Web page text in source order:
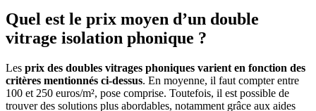
Quel est le prix moyen d’un double
vitrage isolation phonique ?
Les prix des doubles vitrages phoniques varient en fonction des
critères mentionnés ci-dessus. En moyenne, il faut compter entre
100 et 250 euros/m², pose comprise. Toutefois, il est possible de
trouver des solutions plus abordables, notamment grâce aux aides